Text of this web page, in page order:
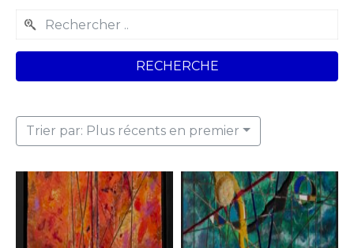
RECHERCHE
Trier par: Plus récents en premier